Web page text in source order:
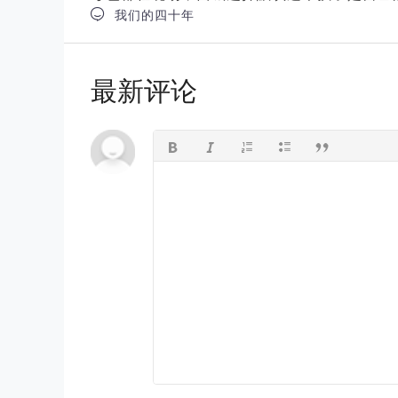
 我们的四十年
最新评论